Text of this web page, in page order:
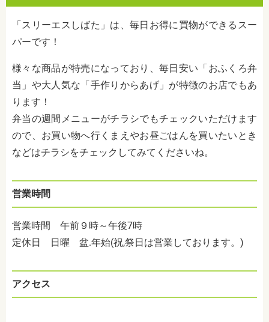
「スリーエスしばた」は、毎日お得に買物ができるスー
パーです！
様々な商品が特売になっており、毎日安い「おふくろ弁
当」や大人気な「手作りからあげ」が特徴のお店でもあ
ります！
弁当の週間メニューがチラシでもチェックいただけます
ので、お買い物へ行くまえやお昼ごはんを買いたいとき
などはチラシをチェックしてみてくださいね。
営業時間
営業時間 午前９時～午後7時
定休日 日曜 盆.年始(祝,祭日は営業しております。)
アクセス